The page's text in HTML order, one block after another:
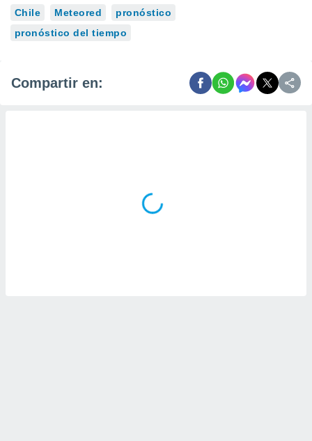
Chile Meteored
pronóstico
pronóstico del tiempo
Compartir en: